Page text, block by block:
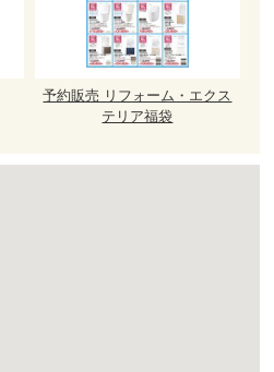
予約販売 リフォーム・エクス
テリア福袋